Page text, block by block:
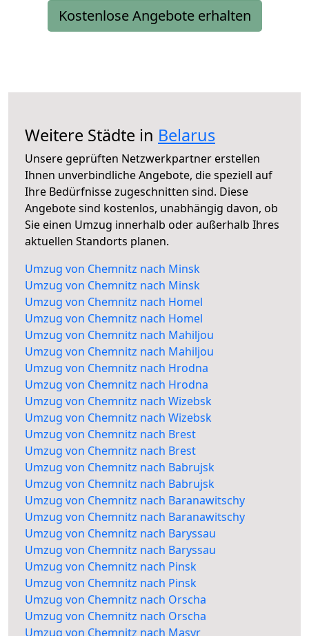
Kostenlose Angebote erhalten
Weitere Städte in Belarus
Unsere geprüften Netzwerkpartner erstellen
Ihnen unverbindliche Angebote, die speziell auf
Ihre Bedürfnisse zugeschnitten sind. Diese
Angebote sind kostenlos, unabhängig davon, ob
Sie einen Umzug innerhalb oder außerhalb Ihres
aktuellen Standorts planen.
Umzug von Chemnitz nach Minsk
Umzug von Chemnitz nach Minsk
Umzug von Chemnitz nach Homel
Umzug von Chemnitz nach Homel
Umzug von Chemnitz nach Mahiljou
Umzug von Chemnitz nach Mahiljou
Umzug von Chemnitz nach Hrodna
Umzug von Chemnitz nach Hrodna
Umzug von Chemnitz nach Wizebsk
Umzug von Chemnitz nach Wizebsk
Umzug von Chemnitz nach Brest
Umzug von Chemnitz nach Brest
Umzug von Chemnitz nach Babrujsk
Umzug von Chemnitz nach Babrujsk
Umzug von Chemnitz nach Baranawitschy
Umzug von Chemnitz nach Baranawitschy
Umzug von Chemnitz nach Baryssau
Umzug von Chemnitz nach Baryssau
Umzug von Chemnitz nach Pinsk
Umzug von Chemnitz nach Pinsk
Umzug von Chemnitz nach Orscha
Umzug von Chemnitz nach Orscha
Umzug von Chemnitz nach Masyr